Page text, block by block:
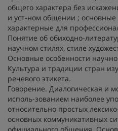
общего характера без
и уст-ном общении ; основные
характерные для
Понятие об обиходно-
научном стилях, стиле
Основные особенности
Культура и традиции стран
речевого этикета.
Говорение. Диалогическая и
исполь-зованием наиболее
относительно простых
основных коммуникативных